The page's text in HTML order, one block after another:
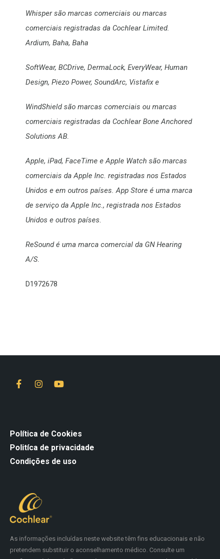
Whisper são marcas comerciais ou marcas
comerciais registradas da Cochlear Limited.
Ardium, Baha, Baha
SoftWear, BCDrive, DermaLock, EveryWear, Human
Design, Piezo Power, SoundArc, Vistafix e
WindShield são marcas comerciais ou marcas
comerciais registradas da Cochlear Bone Anchored
Solutions AB.
Apple, iPad, FaceTime e Apple Watch são marcas
comerciais da Apple Inc. registradas nos Estados
Unidos e em outros países. App Store é uma marca
de serviço da Apple Inc., registrada nos Estados
Unidos e outros países.
ReSound é uma marca comercial da GN Hearing
A/S.
D1972678
As informações incluídas neste website têm fins educacionais e não
pretendem substituir o aconselhamento médico. Consulte um
Política de Cookies
Politíca de privacidade
Condições de uso